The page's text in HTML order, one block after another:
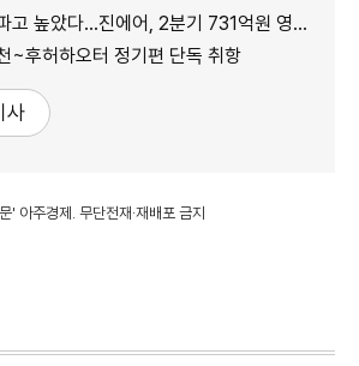
높았다…진에어, 2분기 731억원 영업적자
~후허하오터 정기편 단독 취항
사
아주경제. 무단전재·재배포 금지